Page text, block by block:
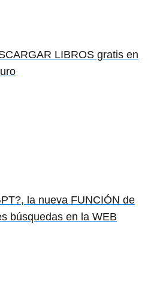
LIBROS gratis en
la nueva FUNCIÓN de
búsquedas en la WEB